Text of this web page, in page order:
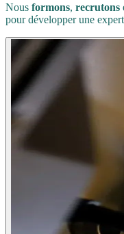
Nous formons, recrutons
pour développer une